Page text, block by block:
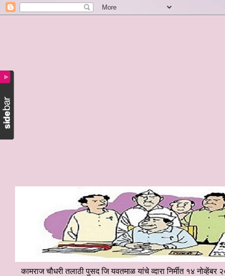
कामराज चौधरी तलाठी पुसद जि यवतमाळ यांचे व्दारा निर्मीत १४